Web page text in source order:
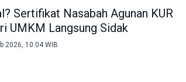
Sertifikat Nasabah Agunan KUR
UMKM Langsung Sidak
2026, 10:04 WIB